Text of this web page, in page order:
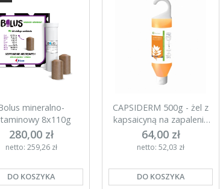
mineralno-
8x110g
280,00 zł
netto: 259,26 zł
DO KOSZYKA
CAPSIDERM 500g - żel z
kapsaicyną na zapalenie
wymion
64,00 zł
netto: 52,03 zł
DO KOSZYKA